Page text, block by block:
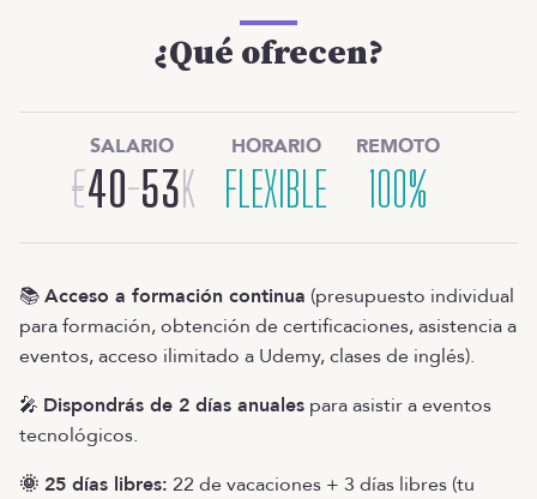
¿Qué ofrecen?
SALARIO
€40-53K
HORARIO
FLEXIBLE
REMOTO
100%
📚Acceso a formación continua (presupuesto individual
para formación, obtención de certificaciones, asistencia a
eventos, acceso ilimitado a Udemy, clases de inglés).
🎤 Dispondrás de 2 días anuales para asistir a eventos
tecnológicos.
🌞 25 días libres: 22 de vacaciones + 3 días libres (tu